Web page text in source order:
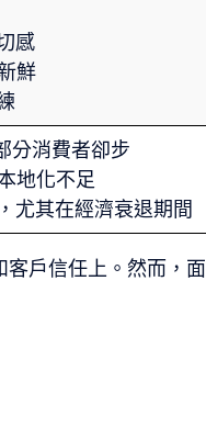
感
鮮
分消費者卻步
地化不足
尤其在經濟衰退期間
戶信任上。然而